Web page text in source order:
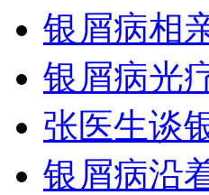
银屑病相
银屑病光
张医生谈
银屑病沿